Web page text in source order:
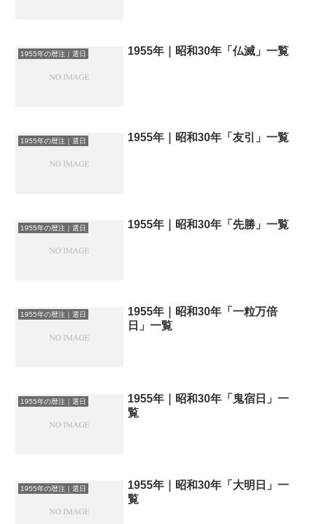
1955年の暦注｜選日 1955年｜昭和30年「仏滅」一覧
1955年の暦注｜選日 1955年｜昭和30年「友引」一覧
1955年の暦注｜選日 1955年｜昭和30年「先勝」一覧
1955年の暦注｜選日
1955年｜昭和30年「一粒万倍
日」一覧
1955年の暦注｜選日
1955年｜昭和30年「鬼宿日」一
覧
1955年の暦注｜選日
1955年｜昭和30年「大明日」一
覧